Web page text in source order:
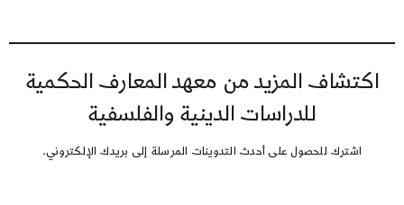
اكتشاف المزيد من معهد المعارف الحكمية
للدراسات الدينية والفلسفية
اشترك للحصول على أحدث التدوينات المرسلة إلى بريدك الإلكتروني.